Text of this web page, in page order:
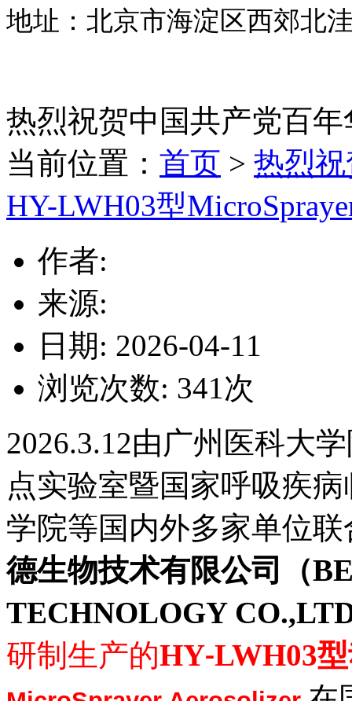
地址：北京市海淀区西郊北
热烈祝贺中国共产党百年
当前位置： 首页 > 热烈
HY-LWH03型
作者:
来源:
日期: 2026-04-11
浏览次数: 341次
2026.3.12由广州医科大
点实验室暨国家呼吸疾
学院等国内外多家单位
德生物技术有限公司（
TECHNOLOGY
研制生产的HY-LWH03